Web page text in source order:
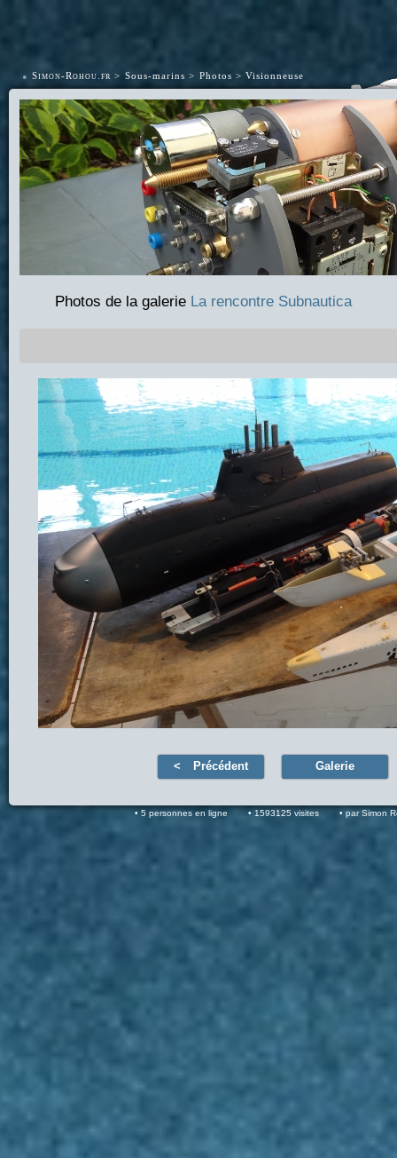
• Simon-Rohou.fr Sous-marins Photos Visionneuse
Photos de la galerie La rencontre Subnautica
Précédent Galerie
5 personnes en ligne 1593125 visites par Simon